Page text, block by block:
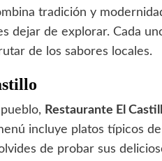
tradición y
dejar de explorar. Cada
de los sabores locales.
Restaurante El
incluye platos típicos
de probar sus